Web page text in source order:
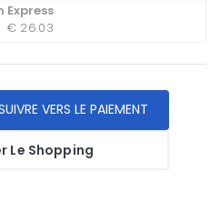
Express
€ 26.03
Le Shopping